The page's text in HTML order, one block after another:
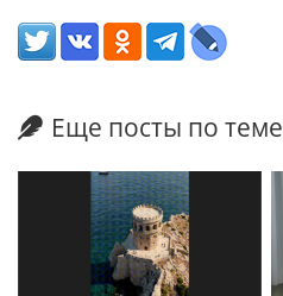
Еще посты по теме